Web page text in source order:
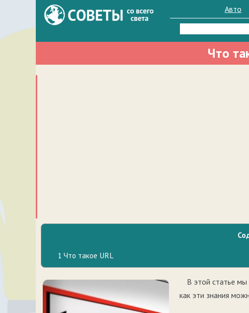
Авто
Найти:
Что
1 Что такое URL
В этой статье
как эти знания